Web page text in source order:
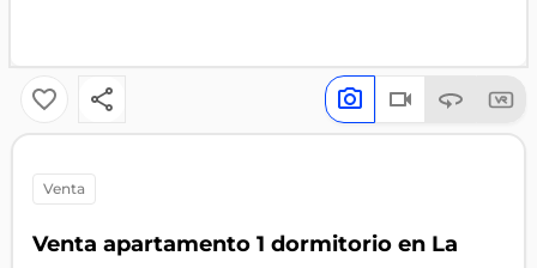
venta
Venta apartamento 1 dormitorio en La